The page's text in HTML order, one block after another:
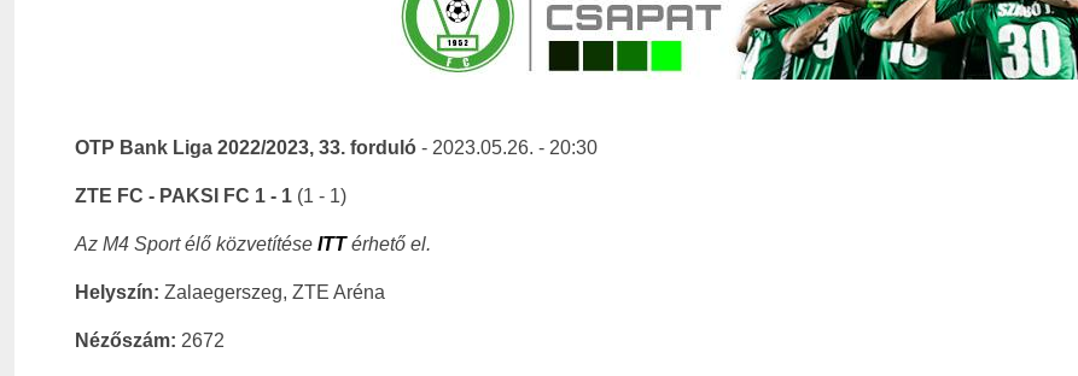
OTP Bank Liga 2022/2023, 33. forduló - 2023.05.26. - 20:30
ZTE FC - PAKSI FC 1 - 1 (1 - 1)
Az M4 Sport élő közvetítése ITT érhető el.
Helyszín: Zalaegerszeg, ZTE Aréna
Nézőszám: 2672